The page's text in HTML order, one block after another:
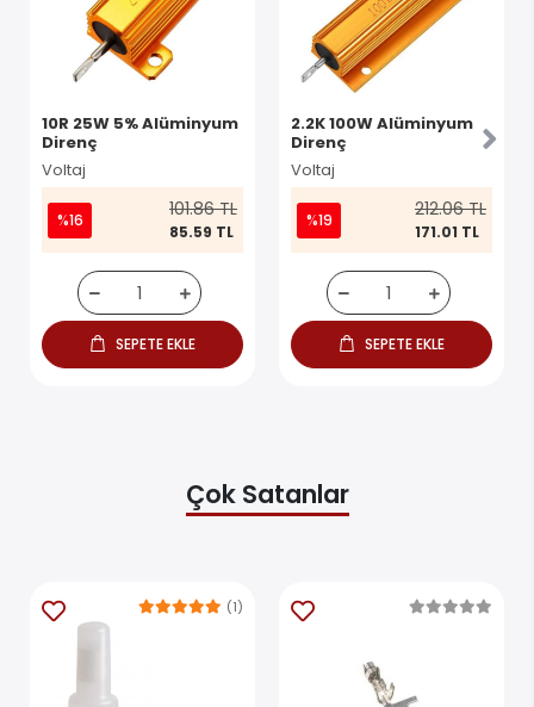
10R 25W 5% Alüminyum
Direnç
Voltaj
%16 101.86 TL
85.59 TL
SEPETE EKLE
2.2K 100W Alüminyum
Direnç
Voltaj
%19 212.06 TL
171.01 TL
SEPETE EKLE
Çok Satanlar
(1)